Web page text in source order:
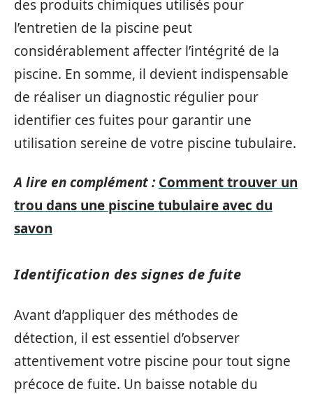
des produits chimiques utilisés pour
l’entretien de la piscine peut
considérablement affecter l’intégrité de la
piscine. En somme, il devient indispensable
de réaliser un diagnostic régulier pour
identifier ces fuites pour garantir une
utilisation sereine de votre piscine tubulaire.
A lire en complément : Comment trouver un
trou dans une piscine tubulaire avec du
savon
Identification des signes de fuite
Avant d’appliquer des méthodes de
détection, il est essentiel d’observer
attentivement votre piscine pour tout signe
précoce de fuite. Un baisse notable du